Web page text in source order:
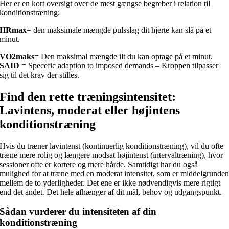
Her er en kort oversigt over de mest gængse begreber i relation til
konditionstræning:
HRmax= den maksimale mængde pulsslag dit hjerte kan slå på et
minut.
VO2maks= Den maksimal mængde ilt du kan optage på et minut.
SAID = Specefic adaption to imposed demands – Kroppen tilpasser
sig til det krav der stilles.
Find den rette træningsintensitet:
Lavintens, moderat eller højintens
konditionstræning
Hvis du træner lavintenst (kontinuerlig konditionstræning), vil du ofte
træne mere rolig og længere modsat højintenst (intervaltræning), hvor
sessioner ofte er kortere og mere hårde. Samtidigt har du også
mulighed for at træne med en moderat intensitet, som er middelgrunden
mellem de to yderligheder. Det ene er ikke nødvendigvis mere rigtigt
end det andet. Det hele afhænger af dit mål, behov og udgangspunkt.
Sådan vurderer du intensiteten af din
konditionstræning